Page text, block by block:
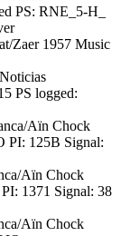
PS: RNE_5-H_
Zaer 1957 Music
PS logged:
Aïn Chock
PI: 125B Signal:
Aïn Chock
1371 Signal: 38
Aïn Chock